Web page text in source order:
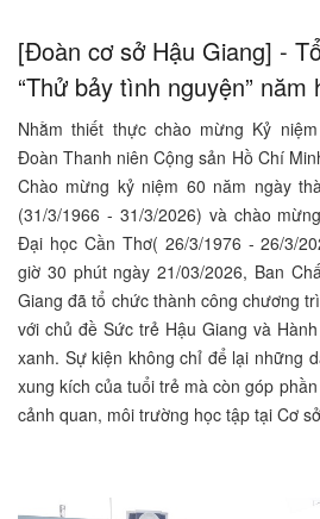
[Đoàn cơ sở Hậu Giang] -
“Thử bảy tình nguyện” năm
Nhằm thiết thực chào mừng Kỷ
Đoàn Thanh niên Cộng sản Hồ Chí
Chào mừng kỷ niệm 60 năm ngày
(31/3/1966 - 31/3/2026) và chào
Đại học Cần Thơ( 26/3/1976 - 26/3/
giờ 30 phút ngày 21/03/2026, Ban
Giang đã tổ chức thành công chương
với chủ đề Sức trẻ Hậu Giang và
xanh. Sự kiện không chỉ để lại những
xung kích của tuổi trẻ mà còn góp
cảnh quan, môi trường học tập tại Cơ